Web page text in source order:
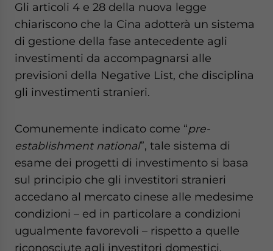
Gli articoli 4 e 28 della nuova legge
chiariscono che la Cina adotterà un sistema
di gestione della fase antecedente agli
investimenti da accompagnarsi alle
previsioni della Negative List, che disciplina
gli investimenti stranieri.
Comunemente indicato come “pre-
establishment national”, tale sistema di
esame dei progetti di investimento si basa
sul principio che gli investitori stranieri
accedano al mercato cinese alle medesime
condizioni – ed in particolare a condizioni
ugualmente favorevoli – rispetto a quelle
riconosciute agli investitori domestici.